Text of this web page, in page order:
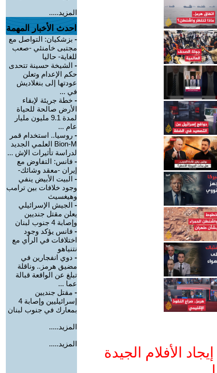
الأفلام الجيدة
المزيد.....
احدث الأخبار المهمة
- بزشكيان: التواصل مع
مجتبى خامنئي -صعب
للغاية- حاليا
- الشيخة حسينة تتحدى
حكم الإعدام وتعلن
عودتها إلى بنغلاديش
في ...
- خطة جريئة لإبقاء
الأرض صالحة للحياة
لمدة 9.1 مليون مليار
عام ...
- روسيا.. استخدام قمر
Bion-M العلمي الجديد
لدراسة تأثيرات الإش ...
- فانس: التفاوض مع
إيران -معقد وشائك-
- البيت الأبيض ينفي
وجود خلافات بين ترامب
وهيغسيث
- الجيش الإسرائيلي
يعلن مقتل جنديين
وإصابة 4 جنوب لبنان
- فانس يؤكد وجود
اختلافات في الرأي مع
نتنياهو
- دوي انفجارين في
مضيق هرمز.. وناقلة
تبلغ عن الواقعة قبالة
عما ...
- مقتل جنديين
إسرائيليين وإصابة 4
بمعارك في جنوب لبنان
المزيد.....
المزيد.....